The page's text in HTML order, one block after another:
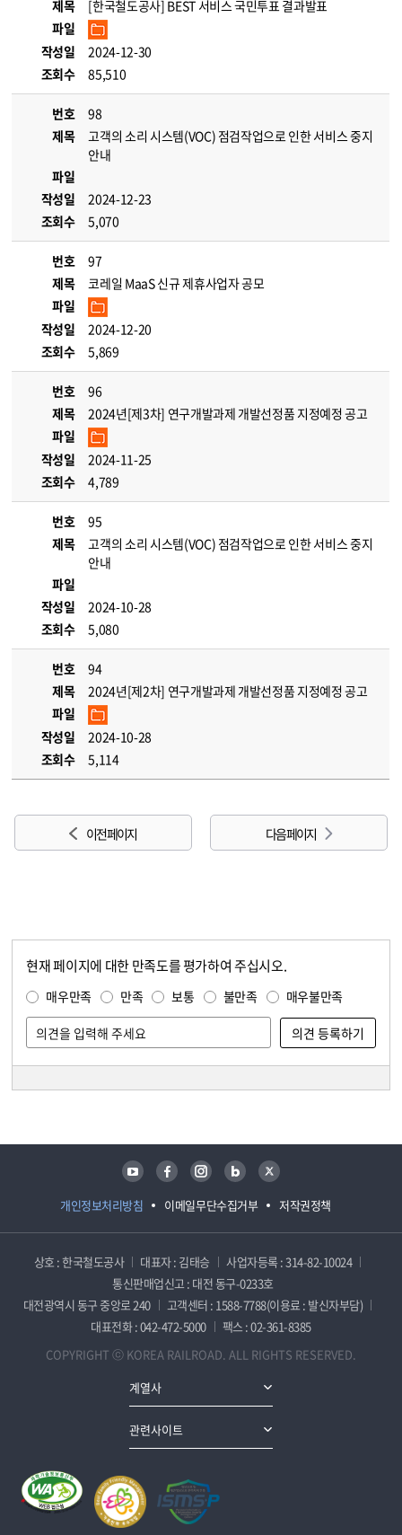
제목
[한국철도공사] BEST 서비스 국민투표 결과발표
파일
작성일
2024-12-30
조회수
85,510
번호
98
제목
고객의 소리 시스템(VOC) 점검작업으로 인한 서비스 중지
안내
파일
작성일
2024-12-23
조회수
5,070
번호
97
제목
코레일 MaaS 신규 제휴사업자 공모
파일
작성일
2024-12-20
조회수
5,869
번호
96
제목
2024년[제3차] 연구개발과제 개발선정품 지정예정 공고
파일
작성일
2024-11-25
조회수
4,789
번호
95
제목
고객의 소리 시스템(VOC) 점검작업으로 인한 서비스 중지
안내
파일
작성일
2024-10-28
조회수
5,080
번호
94
제목
2024년[제2차] 연구개발과제 개발선정품 지정예정 공고
파일
작성일
2024-10-28
조회수
5,114
이전 페이지 다음 페이지
현재 페이지에 대한 만족도를 평가하여 주십시오.
매우만족 만족 보통 불만족 매우불만족
개인정보처리방침 이메일무단수집거부 저작권정책
유튜브 페이스북 인스타그램 블로그 트위터
상호 : 한국철도공사 대표자 : 김태승
사업자등록 : 314-82-10024
통신판매업신고 : 대전 동구-0233호
대전광역시 동구 중앙로 240
고객센터 : 1588-7788(이용료 : 발신자부담)
대표전화 : 042-472-5000
팩스 : 02-361-8385
COPYRIGHT ⓒ KOREA RAILROAD. ALL RIGHTS RESERVED.
계열사
관련사이트